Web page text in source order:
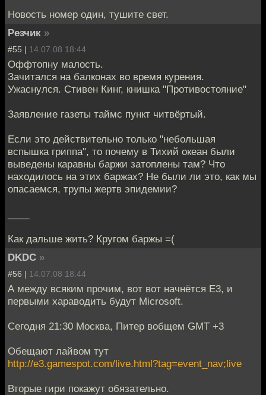
Новость номер один, тушите свет.
Резчик »
#55 | 14.07.08 18:44
Оффтопну малость.
Зачитался на балконах во время курения.
Ужаснулся. Стивен Кинг, книшка "Противостояние"
Заявление газеты таймс пункт читвёртый.
Если это действительно только "небольшая
вспышка гриппа", то почему в Тихий океан были
выведены каравны баржи затоплены там? Что
находилось на этих баржах? Не были ли это, как мы
опасаемся, трупы жертв эпидемии?
Как дальше жить? Кругом баржы =(
DKDC »
#56 | 14.07.08 18:44
А между всяким прочим, вот вот начнётся Е3, и
первыми хараводить будут Microsoft.
Сегодня 21:30 Москва, Питер вобщем GMT +3
Обещают лайвом тут
http://e3.gamespot.com/live.html?tag=event_nav;live
Вторые гири покажут обязательно.